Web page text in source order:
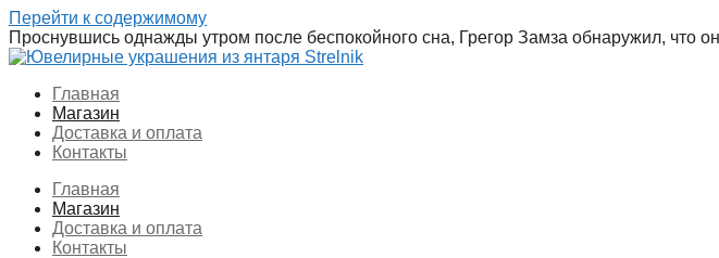
Перейти к содержимому
Проснувшись однажды утром после беспокойного сна, Грегор Замза обнаружил, что
Главная
Магазин
Доставка и оплата
Контакты
Главная
Магазин
Доставка и оплата
Контакты